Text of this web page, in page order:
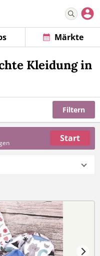
Märkte
Kleidung in
Filtern
Start